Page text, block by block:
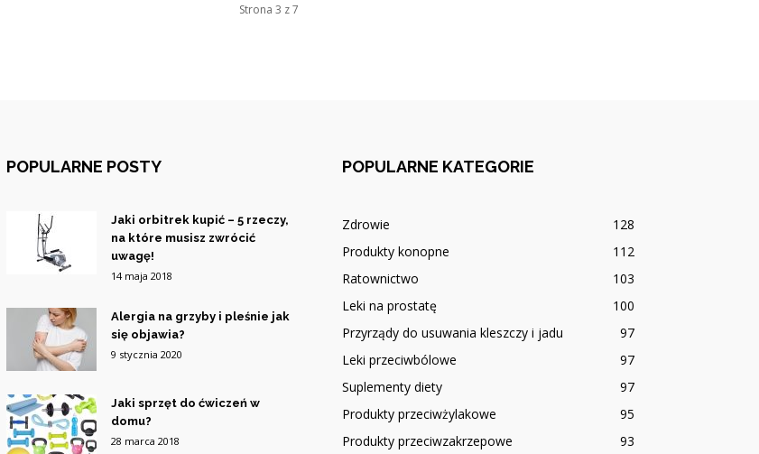
Strona 3 z 7
POPULARNE POSTY
Jaki orbitrek kupić – 5 rzeczy,
na które musisz zwrócić
uwagę!
14 maja 2018
Alergia na grzyby i pleśnie jak
się objawia?
9 stycznia 2020
Jaki sprzęt do ćwiczeń w
domu?
28 marca 2018
POPULARNE KATEGORIE
Zdrowie
128
Produkty konopne
112
Ratownictwo
103
Leki na prostatę
100
Przyrządy do usuwania kleszczy i jadu
97
Leki przeciwbólowe
97
Suplementy diety
97
Produkty przeciwżylakowe
95
Produkty przeciwzakrzepowe
93